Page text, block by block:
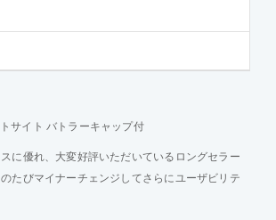
サイト バトラーキャップ付
に優れ、大変好評いただいているロングセラー
たびマイナーチェンジしてさらにユーザビリテ